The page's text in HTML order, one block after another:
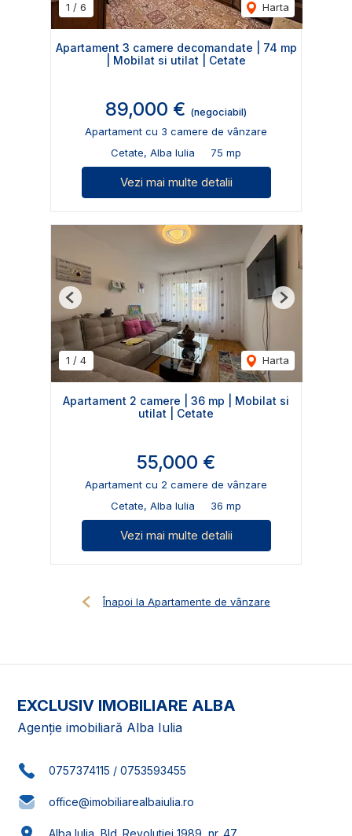
1 / 6 Harta
Apartament 3 camere decomandate | 74 mp
| Mobilat si utilat | Cetate
89,000 € (negociabil)
Apartament cu 3 camere de vânzare
Cetate, Alba Iulia
75 mp
Vezi mai multe detalii
1 / 4 Harta
Previous Next
Apartament 2 camere | 36 mp | Mobilat si
utilat | Cetate
55,000 €
Apartament cu 2 camere de vânzare
Cetate, Alba Iulia
36 mp
Vezi mai multe detalii
Înapoi la Apartamente de vânzare
EXCLUSIV IMOBILIARE ALBA
Agenție imobiliară Alba Iulia
0757374115 / 0753593455
office@imobiliarealbaiulia.ro
Alba Iulia, Bld. Revolutiei 1989, nr. 47